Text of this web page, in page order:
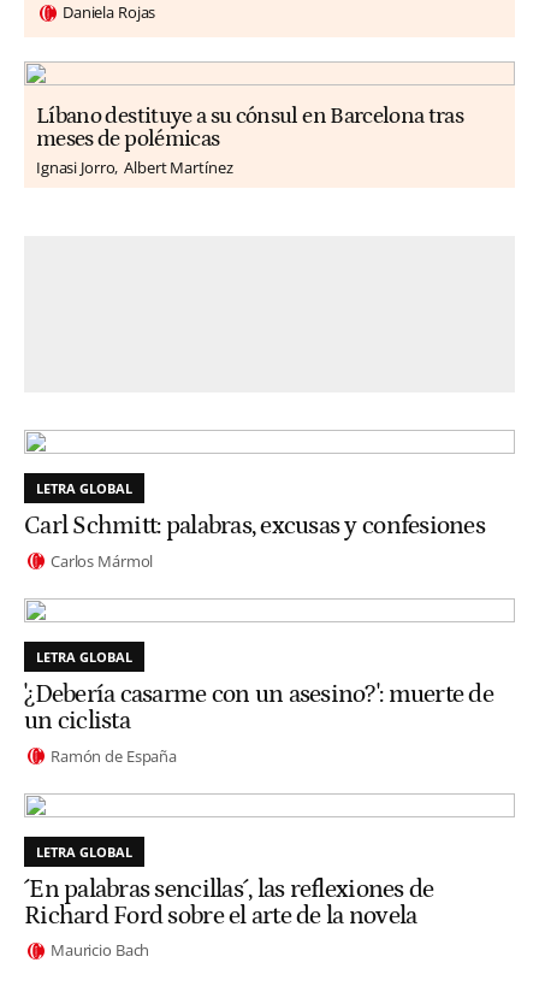
Daniela Rojas
Líbano destituye a su cónsul en Barcelona tras
meses de polémicas
Ignasi Jorro Albert Martínez
LETRA GLOBAL
Carl Schmitt: palabras, excusas y confesiones
Carlos Mármol
LETRA GLOBAL
'¿Debería casarme con un asesino?': muerte de
un ciclista
Ramón de España
LETRA GLOBAL
´En palabras sencillas´, las reflexiones de
Richard Ford sobre el arte de la novela
Mauricio Bach